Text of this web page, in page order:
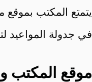
يتمتع المكتب
في جدولة المواعيد
موقع المكتب